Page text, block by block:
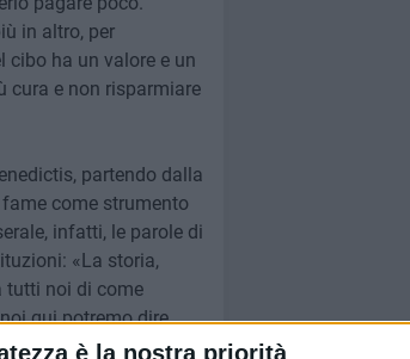
è la nostra priorità
in altro, per
cibo ha un valore e un
cura e non risparmiare
partendo dalla
come strumento
infatti, le parole di
«La storia,
tutti noi di come
qui potremo dire
condiviso abbiamo,